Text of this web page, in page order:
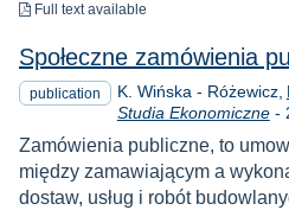
Full text available
Społeczne zamówienia
publication K. Wińska - Różewicz
Studia Ekonomiczne-
Zamówienia publiczne, to
między zamawiającym a
dostaw, usług i robót